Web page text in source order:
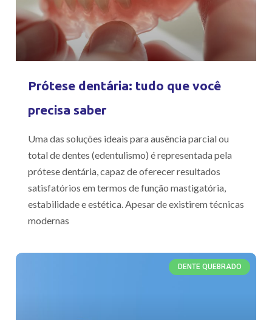
Prótese dentária: tudo que você
precisa saber
Uma das soluções ideais para ausência parcial ou
total de dentes (edentulismo) é representada pela
prótese dentária, capaz de oferecer resultados
satisfatórios em termos de função mastigatória,
estabilidade e estética. Apesar de existirem técnicas
modernas
DENTE QUEBRADO